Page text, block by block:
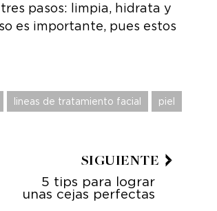
pasos: limpia, hidrata y
es importante, pues estos
lineas de tratamiento facial piel
SIGUIENTE
5 tips para lograr
unas cejas perfectas